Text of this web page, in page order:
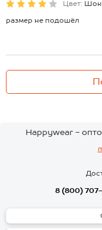
Цвет:
размер не подошёл
Happywear -
8 (800)